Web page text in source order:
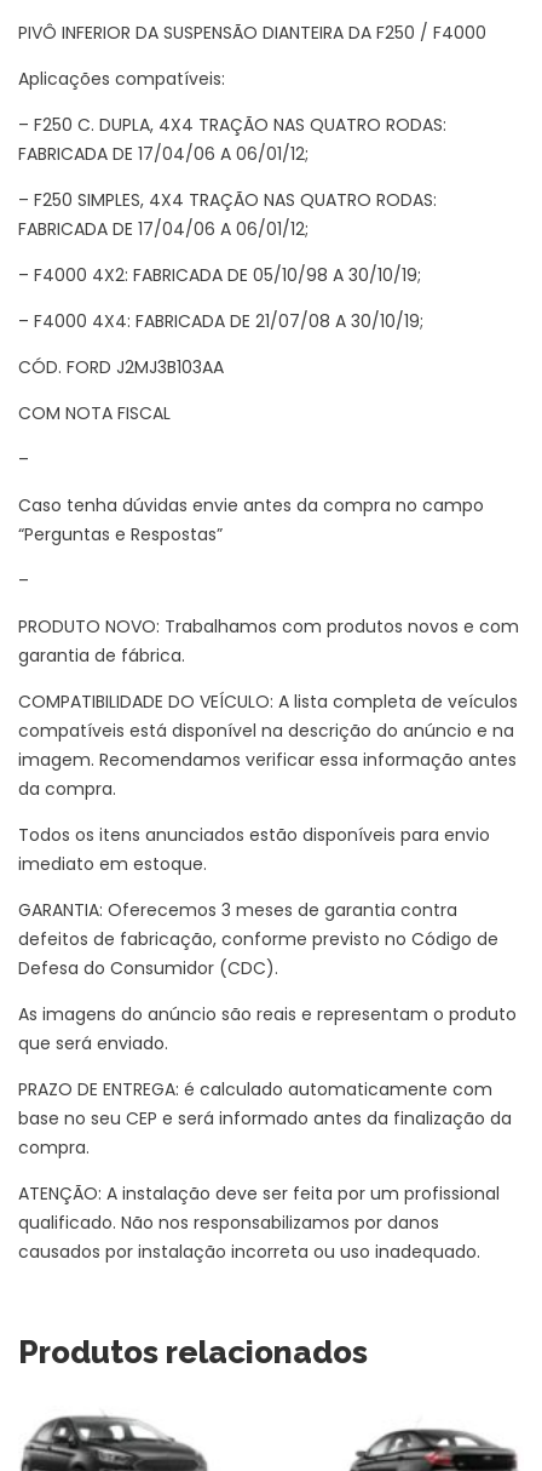
PIVÔ INFERIOR DA SUSPENSÃO DIANTEIRA DA F250 / F4000
Aplicações compatíveis:
– F250 C. DUPLA, 4X4 TRAÇÃO NAS QUATRO RODAS:
FABRICADA DE 17/04/06 A 06/01/12;
– F250 SIMPLES, 4X4 TRAÇÃO NAS QUATRO RODAS:
FABRICADA DE 17/04/06 A 06/01/12;
– F4000 4X2: FABRICADA DE 05/10/98 A 30/10/19;
– F4000 4X4: FABRICADA DE 21/07/08 A 30/10/19;
CÓD. FORD J2MJ3B103AA
COM NOTA FISCAL
–
Caso tenha dúvidas envie antes da compra no campo
“Perguntas e Respostas”
–
PRODUTO NOVO: Trabalhamos com produtos novos e com
garantia de fábrica.
COMPATIBILIDADE DO VEÍCULO: A lista completa de veículos
compatíveis está disponível na descrição do anúncio e na
imagem. Recomendamos verificar essa informação antes
da compra.
Todos os itens anunciados estão disponíveis para envio
imediato em estoque.
GARANTIA: Oferecemos 3 meses de garantia contra
defeitos de fabricação, conforme previsto no Código de
Defesa do Consumidor (CDC).
As imagens do anúncio são reais e representam o produto
que será enviado.
PRAZO DE ENTREGA: é calculado automaticamente com
base no seu CEP e será informado antes da finalização da
compra.
ATENÇÃO: A instalação deve ser feita por um profissional
qualificado. Não nos responsabilizamos por danos
causados por instalação incorreta ou uso inadequado.
Produtos relacionados